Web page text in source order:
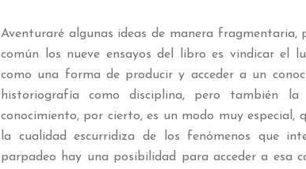
Aventuraré algunas ideas de manera fragmentaria,
común los nueve ensayos del libro es vindicar el
como una forma de producir y acceder a un
historiografía como disciplina, pero también
conocimiento, por cierto, es un modo muy especial,
la cualidad escurridiza de los fenómenos que
parpadeo hay una posibilidad para acceder a esa